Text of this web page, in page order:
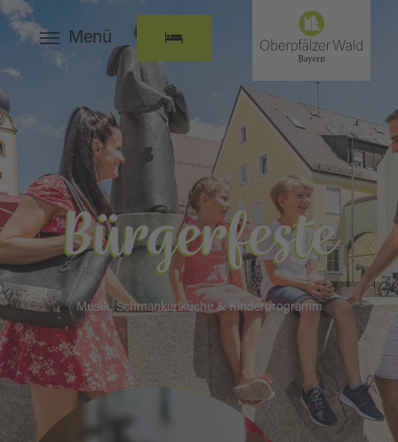
Menü
Bürgerfeste
Musik, Schmankerlküche & Kinderprogramm